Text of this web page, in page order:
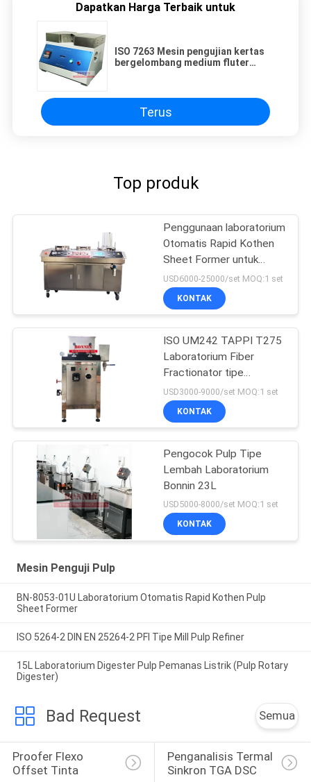
Dapatkan Harga Terbaik untuk
ISO 7263 Mesin pengujian kertas
bergelombang medium fluter
Terus
Top produk
Penggunaan laboratorium
Otomatis Rapid Kothen
Sheet Former untuk
kertas pulp
USD6000-25000/set MOQ:1 set
KONTAK
ISO UM242 TAPPI T275
Laboratorium Fiber
Fractionator tipe
Somerville
USD3000-9000/set MOQ:1 set
KONTAK
Pengocok Pulp Tipe
Lembah Laboratorium
Bonnin 23L
USD5000-8000/set MOQ:1 set
KONTAK
Mesin Penguji Pulp
BN-8053-01U Laboratorium Otomatis Rapid Kothen Pulp
Sheet Former
ISO 5264-2 DIN EN 25264-2 PFI Tipe Mill Pulp Refiner
15L Laboratorium Digester Pulp Pemanas Listrik (Pulp Rotary
Digester)
Bad Request Semua
Proofer Flexo
Offset Tinta
Penganalisis Termal
Sinkron TGA DSC